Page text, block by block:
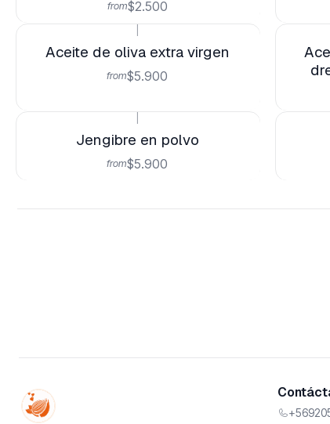
from$2.500
Aceite de oliva extra virgen
from$5.900
Jengibre en polvo
from$5.900